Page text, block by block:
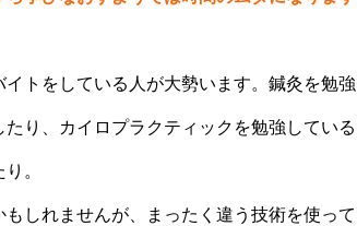
トをしている人が大勢います。鍼灸を勉強
り、カイロプラクティックを勉強している
。
しれませんが、まったく違う技術を使って